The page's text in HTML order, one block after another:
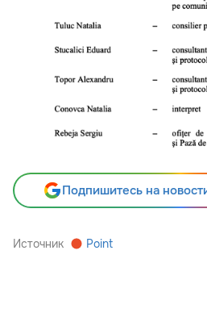
Подпишитесь на
Источник Point